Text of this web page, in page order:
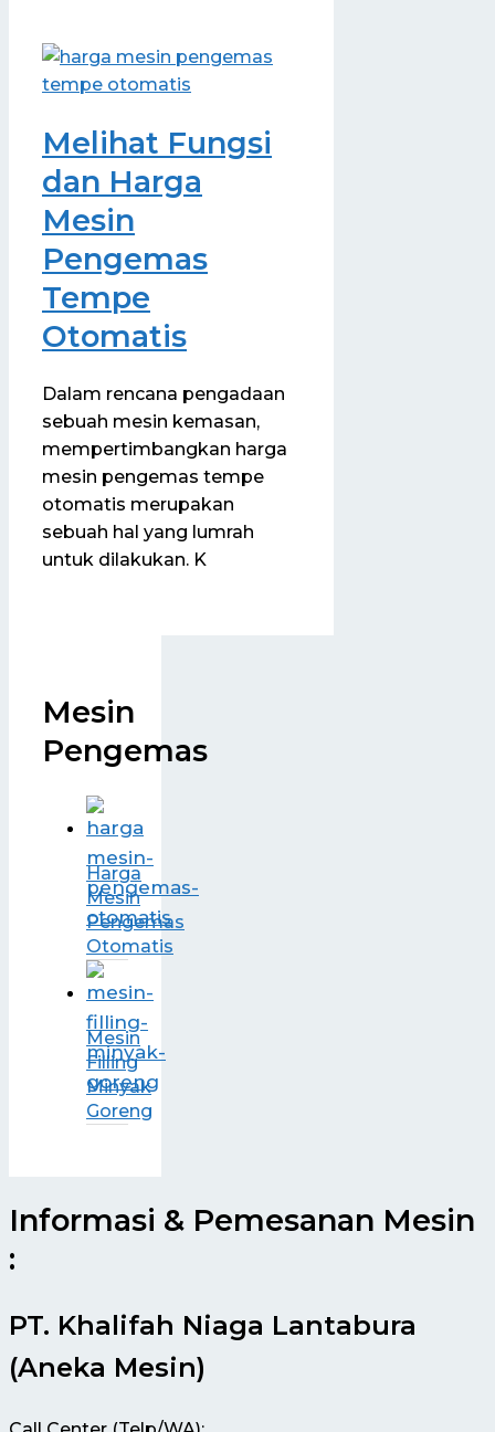
Melihat Fungsi
dan Harga
Mesin
Pengemas
Tempe
Otomatis
Dalam rencana pengadaan
sebuah mesin kemasan,
mempertimbangkan harga
mesin pengemas tempe
otomatis merupakan
sebuah hal yang lumrah
untuk dilakukan. K
Mesin
Pengemas
Harga
Mesin
Pengemas
Otomatis
Mesin
Filling
Minyak
Goreng
Informasi & Pemesanan Mesin
:
PT. Khalifah Niaga Lantabura
(Aneka Mesin)